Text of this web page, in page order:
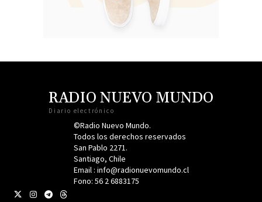
RADIO NUEVO MUNDO
Diario electrónico
©Radio Nuevo Mundo.
Todos los derechos reservados
San Pablo 2271.
Santiago, Chile
Email : info@radionuevomundo.cl
Fono: 56 2 6883175